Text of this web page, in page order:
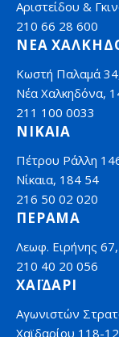
Αριστείδου &
210 66 28 600
ΝΕΑ
Κωστή Παλαμά
Νέα Χαλκηδόνα,
211 100 0033
ΝΙΚΑΙΑ
Πέτρου Ράλλη
Νίκαια, 184 54
216 50 02 020
ΠΕΡΑΜΑ
Λεωφ. Ειρήνης
210 40 20 056
ΧΑΪΔΑΡΙ
Αγωνιστών
Χαϊδαρίου 118-